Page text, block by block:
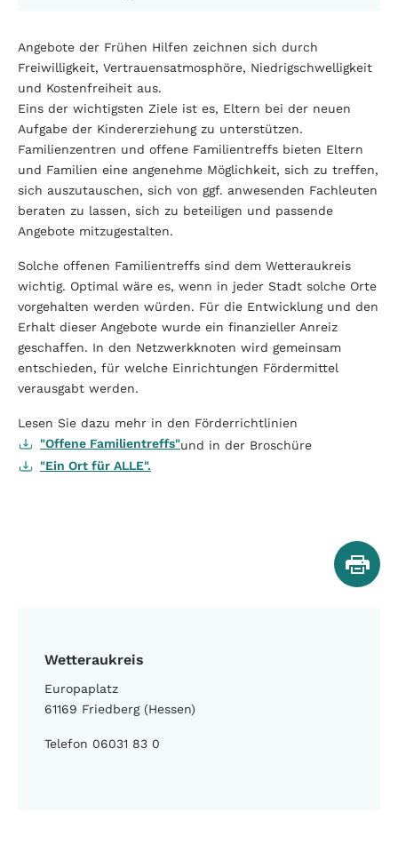
Wetteraukreis
Europaplatz
61169 Friedberg (Hessen)
Telefon 06031 83 0
Angebote der Frühen Hilfen zeichnen sich durch
Freiwilligkeit, Vertrauensatmosphöre, Niedrigschwelligkeit
und Kostenfreiheit aus.
Eins der wichtigsten Ziele ist es, Eltern bei der neuen
Aufgabe der Kindererziehung zu unterstützen.
Familienzentren und offene Familientreffs bieten Eltern
und Familien eine angenehme Möglichkeit, sich zu treffen,
sich auszutauschen, sich von ggf. anwesenden Fachleuten
beraten zu lassen, sich zu beteiligen und passende
Angebote mitzugestalten.
Solche offenen Familientreffs sind dem Wetteraukreis
wichtig. Optimal wäre es, wenn in jeder Stadt solche Orte
vorgehalten werden würden. Für die Entwicklung und den
Erhalt dieser Angebote wurde ein finanzieller Anreiz
geschaffen. In den Netzwerkknoten wird gemeinsam
entschieden, für welche Einrichtungen Fördermittel
verausgabt werden.
Lesen Sie dazu mehr in den Förderrichtlinien
"Offene Familientreffs"und in der Broschüre
"Ein Ort für ALLE".